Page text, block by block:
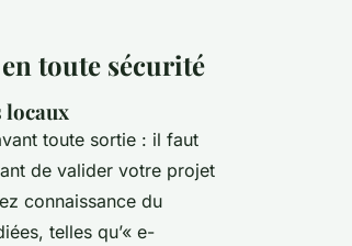
toute sécurité
locaux
toute sortie : il faut
de valider votre projet
connaissance du
telles qu’« e-